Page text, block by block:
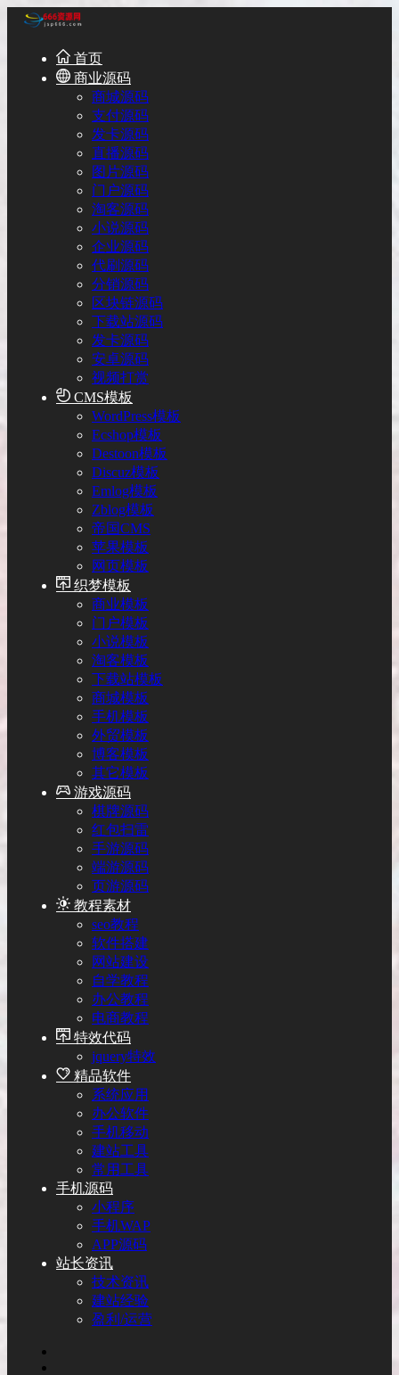
首页
商业源码
商城源码
支付源码
发卡源码
直播源码
图片源码
门户源码
淘客源码
小说源码
企业源码
代刷源码
分销源码
区块链源码
下载站源码
发卡源码
安卓源码
视频打赏
CMS模板
WordPress模板
Ecshop模板
Destoon模板
Discuz模板
Emlog模板
Zblog模板
帝国CMS
苹果模板
网页模板
织梦模板
商业模板
门户模板
小说模板
淘客模板
下载站模板
商城模板
手机模板
外贸模板
博客模板
其它模板
游戏源码
棋牌源码
红包扫雷
手游源码
端游源码
页游源码
教程素材
seo教程
软件搭建
网站建设
自学教程
办公教程
电商教程
特效代码
jquery特效
精品软件
系统应用
办公软件
手机移动
建站工具
常用工具
手机源码
小程序
手机WAP
APP源码
站长资讯
技术资讯
建站经验
盈利/运营